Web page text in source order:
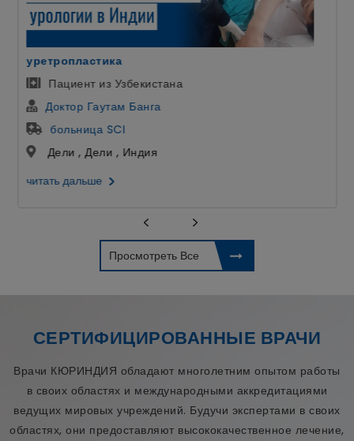
уретропластика
Пациент из Узбекистана
Доктор Гаутам Банга
больница SCI
Дели , Дели , Индия
читать дальше
Просмотреть Все
СЕРТИФИЦИРОВАННЫЕ ВРАЧИ
Врачи КЮРИНДИЯ обладают многолетним опытом работы
в своих областях и международными аккредитациями
ведущих мировых учреждений. Будучи экспертами в своих
областях, они предоставляют высококачественное лечение,